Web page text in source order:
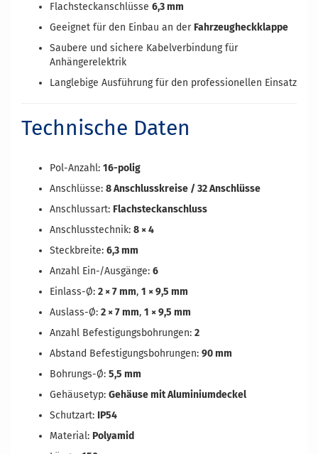
Flachsteckanschlüsse 6,3 mm
Geeignet für den Einbau an der Fahrzeugheckklappe
Saubere und sichere Kabelverbindung für
Anhängerelektrik
Langlebige Ausführung für den professionellen Einsatz
Technische Daten
Pol-Anzahl: 16-polig
Anschlüsse: 8 Anschlusskreise / 32 Anschlüsse
Anschlussart: Flachsteckanschluss
Anschlusstechnik: 8 × 4
Steckbreite: 6,3 mm
Anzahl Ein-/Ausgänge: 6
Einlass-Ø: 2 × 7 mm, 1 × 9,5 mm
Auslass-Ø: 2 × 7 mm, 1 × 9,5 mm
Anzahl Befestigungsbohrungen: 2
Abstand Befestigungsbohrungen: 90 mm
Bohrungs-Ø: 5,5 mm
Gehäusetyp: Gehäuse mit Aluminiumdeckel
Schutzart: IP54
Material: Polyamid